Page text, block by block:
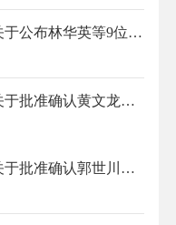
列中初级专业技术职务任职资格的通知
术经济系列初级职务任职资格的通知
术系列初级专业技术职务任职资格的通知